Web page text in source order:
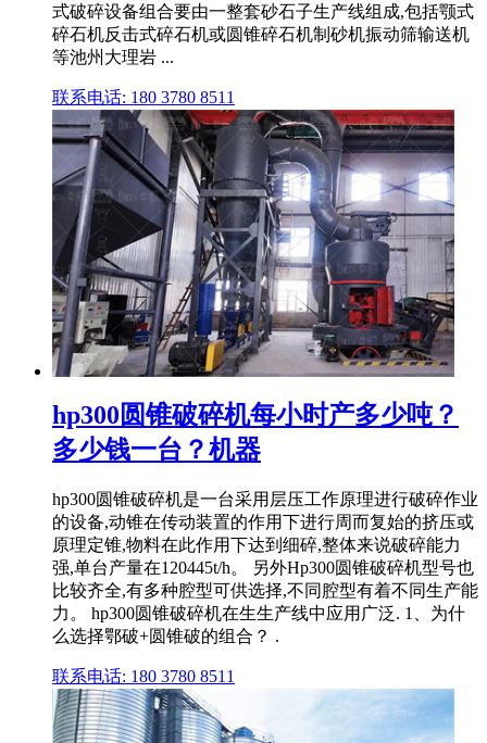
式破碎设备组合要由一整套砂石子生产线组成,包括颚式
碎石机反击式碎石机或圆锥碎石机制砂机振动筛输送机
等池州大理岩 ...
联系电话: 180 3780 8511
hp300圆锥破碎机每小时产多少吨？
多少钱一台？机器
hp300圆锥破碎机是一台采用层压工作原理进行破碎作业
的设备,动锥在传动装置的作用下进行周而复始的挤压或
原理定锥,物料在此作用下达到细碎,整体来说破碎能力
强,单台产量在120445t/h。 另外Hp300圆锥破碎机型号也
比较齐全,有多种腔型可供选择,不同腔型有着不同生产能
力。 hp300圆锥破碎机在生生产线中应用广泛. 1、为什
么选择鄂破+圆锥破的组合？ .
联系电话: 180 3780 8511